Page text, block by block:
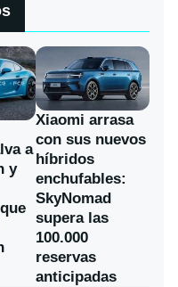
a
y
Xiaomi arrasa
con sus nuevos
híbridos
enchufables:
SkyNomad
supera las
100.000
reservas
anticipadas